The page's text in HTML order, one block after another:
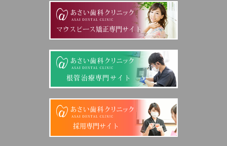
マウスピース矯正専門サイト
根管治療専門サイト
採用専門サイト